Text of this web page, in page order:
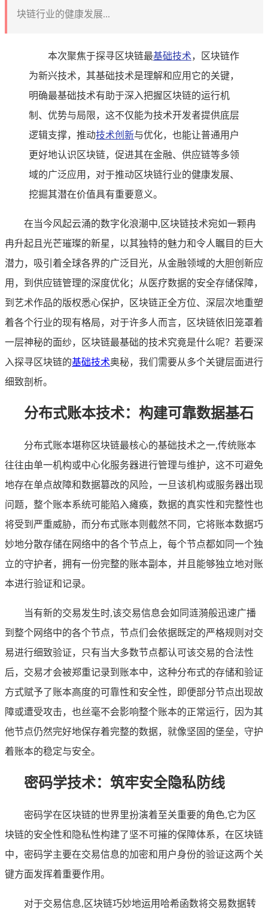
块链行业的健康发展...
本次聚焦于探寻区块链最基础技术，区块链作
为新兴技术，其基础技术是理解和应用它的关键，
明确最基础技术有助于深入把握区块链的运行机
制、优势与局限，这不仅能为技术开发者提供底层
逻辑支撑，推动技术创新与优化，也能让普通用户
更好地认识区块链，促进其在金融、供应链等多领
域的广泛应用，对于推动区块链行业的健康发展、
挖掘其潜在价值具有重要意义。
在当今风起云涌的数字化浪潮中,区块链技术宛如一颗冉
冉升起且光芒璀璨的新星，以其独特的魅力和令人瞩目的巨大
潜力，吸引着全球各界的广泛目光，从金融领域的大胆创新应
用，到供应链管理的深度优化；从医疗数据的安全存储保障，
到艺术作品的版权悉心保护，区块链正全方位、深层次地重塑
着各个行业的现有格局，对于许多人而言，区块链依旧笼罩着
一层神秘的面纱，区块链最基础的技术究竟是什么呢？若要深
入探寻区块链的基础技术奥秘，我们需要从多个关键层面进行
细致剖析。
分布式账本技术：构建可靠数据基石
分布式账本堪称区块链最核心的基础技术之一,传统账本
往往由单一机构或中心化服务器进行管理与维护，这不可避免
地存在单点故障和数据篡改的风险，一旦该机构或服务器出现
问题，整个账本系统可能陷入瘫痪，数据的真实性和完整性也
将受到严重威胁，而分布式账本则截然不同，它将账本数据巧
妙地分散存储在网络中的各个节点上，每个节点都如同一个独
立的守护者，拥有一份完整的账本副本，并且能够独立地对账
本进行验证和记录。
当有新的交易发生时,该交易信息会如同涟漪般迅速广播
到整个网络中的各个节点，节点们会依据既定的严格规则对交
易进行细致验证，只有当大多数节点都认可该交易的合法性
后，交易才会被郑重记录到账本中，这种分布式的存储和验证
方式赋予了账本高度的可靠性和安全性，即便部分节点出现故
障或遭受攻击，也丝毫不会影响整个账本的正常运行，因为其
他节点仍然完好地保存着完整的数据，就像坚固的堡垒，守护
着账本的稳定与安全。
密码学技术：筑牢安全隐私防线
密码学在区块链的世界里扮演着至关重要的角色,它为区
块链的安全性和隐私性构建了坚不可摧的保障体系，在区块链
中，密码学主要在交易信息的加密和用户身份的验证这两个关
键方面发挥着重要作用。
对于交易信息,区块链巧妙地运用哈希函数将交易数据转